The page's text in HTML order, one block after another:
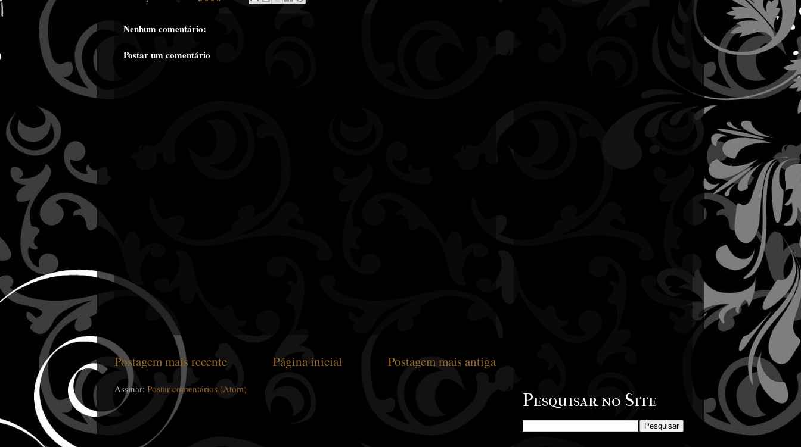
Nenhum comentário:
Postar um comentário
Postagem mais recente Postagem mais antiga
Página inicial
Assinar: Postar comentários (Atom)
Pesquisar no Site